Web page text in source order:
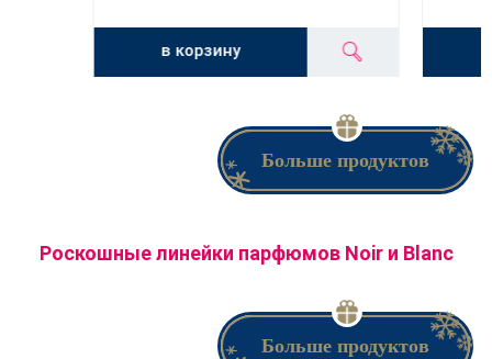
в корзину
Больше продуктов
Роскошные линейки парфюмов Noir и Blanc
Больше продуктов